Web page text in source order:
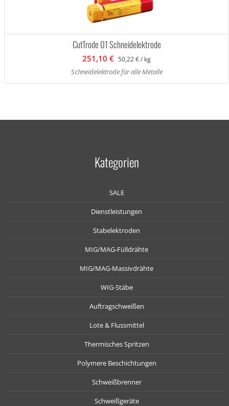
CutTrode 01 Schneidelektrode
251,10 € 50,22 € / kg
Schneidelektrode für alle Metalle
Kategorien
SALE
Dienstleistungen
Stabelektroden
MIG/MAG-Fülldrähte
MIG/MAG-Massivdrähte
WIG-Stäbe
Auftragschweißen
Lote & Flussmittel
Thermisches Spritzen
Polymere Beschichtungen
Schweißbrenner
Schweißgeräte